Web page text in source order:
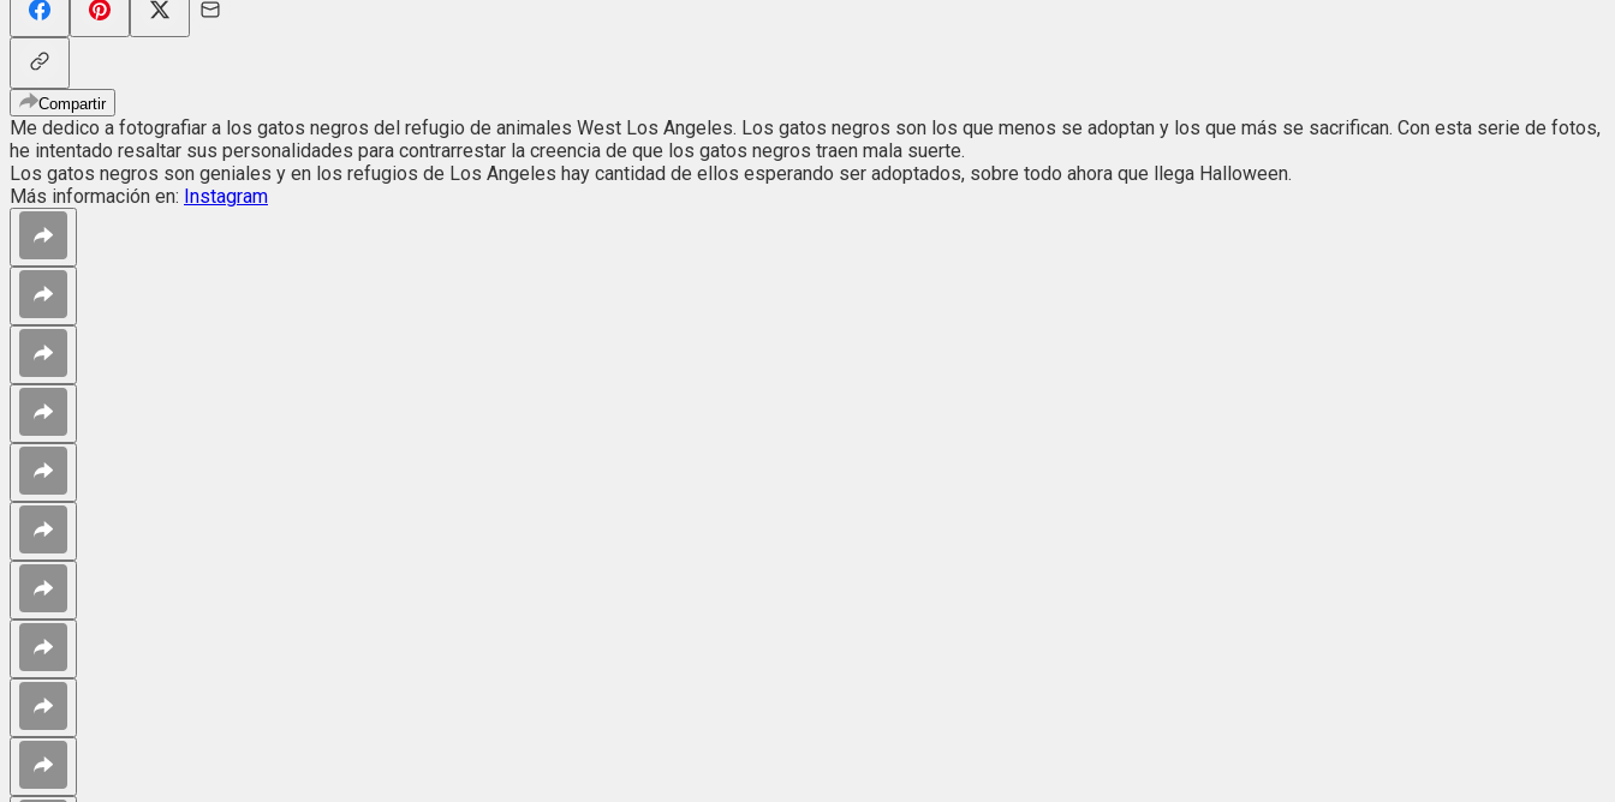
Compartir
Me dedico a fotografiar a los gatos negros del refugio de animales West Los Angeles. Los gatos negros son los que menos se adoptan y los que más se sacrifican. Con esta serie de fotos,
he intentado resaltar sus personalidades para contrarrestar la creencia de que los gatos negros traen mala suerte.
Los gatos negros son geniales y en los refugios de Los Angeles hay cantidad de ellos esperando ser adoptados, sobre todo ahora que llega Halloween.
Más información en: Instagram